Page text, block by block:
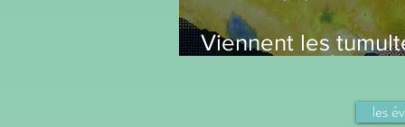
Viennent les
les